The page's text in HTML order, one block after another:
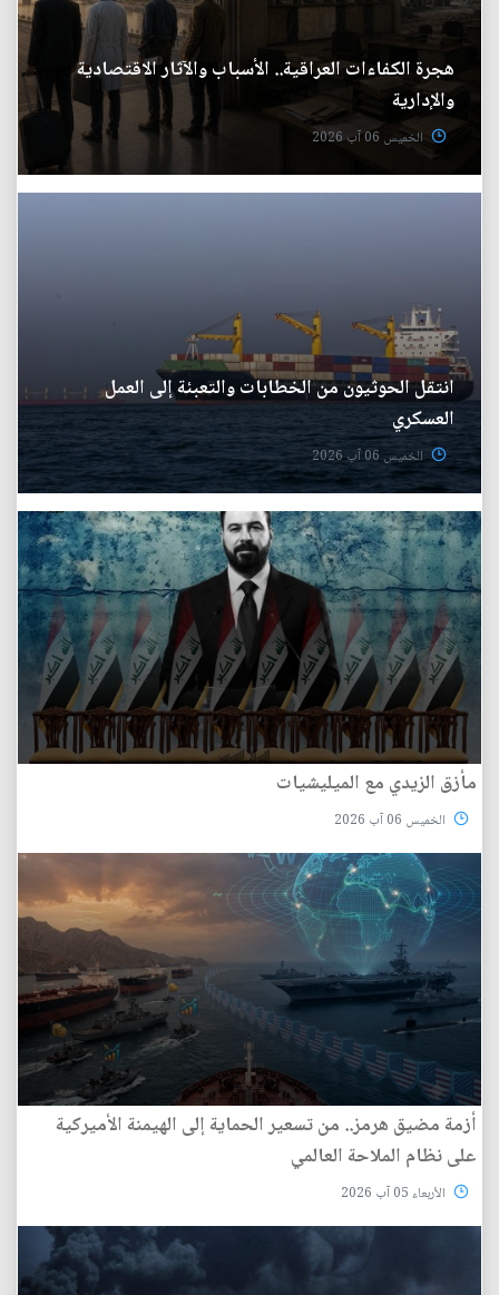
هجرة الكفاءات العراقية.. الأسباب والآثار الاقتصادية
والإدارية
الخميس 06 آب 2026
انتقل الحوثيون من الخطابات والتعبئة إلى العمل
العسكري
الخميس 06 آب 2026
مأزق الزيدي مع الميليشيات
الخميس 06 آب 2026
أزمة مضيق هرمز.. من تسعير الحماية إلى الهيمنة الأميركية
على نظام الملاحة العالمي
الأربعاء 05 آب 2026